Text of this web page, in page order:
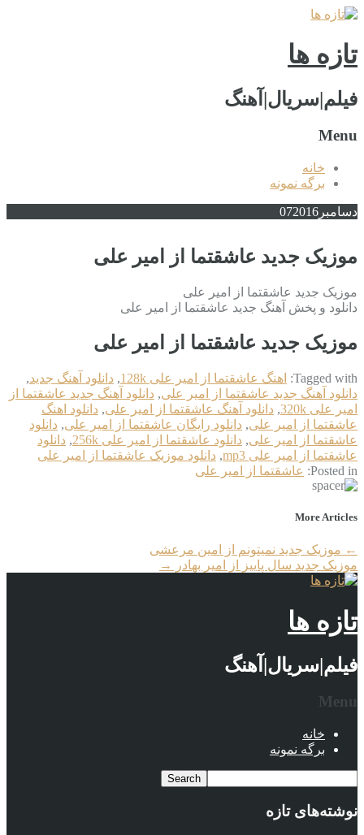
تازه ها
فیلم|سریال|آهنگ
Menu
خانه
برگه نمونه
دسامبر 072016
موزیک جدید عاشقتما از امیر علی
موزیک جدید عاشقتما از امیر علی
دانلود و پخش آهنگ جدید عاشقتما از امیر علی
موزیک جدید عاشقتما از امیر علی
Tagged with: اهنگ عاشقتما از امیر علی 128k , دانلود آهنگ جدید,
دانلود آهنگ جدید عاشقتما از امیر علی, دانلود آهنگ جدید عاشقتما از
امیر علی 320k
, دانلود آهنگ عاشقتما از امیر علی, دانلود اهنگ
عاشقتما از امیر علی, دانلود رایگان عاشقتما از امیر علی, دانلود
عاشقتما از امیر علی, دانلود عاشقتما از امیر علی 256k , دانلود
عاشقتما از امیر علی mp3
, دانلود موزیک عاشقتما از امیر علی
Posted in: عاشقتما از امیر علی
More Articles
← موزیک جدید نمیتونم از امین مرعشی
موزیک جدید سال پاییز از امیر بهادر
→
تازه ها
فیلم|سریال|آهنگ
Menu
خانه
برگه نمونه
نوشته‌های تازه